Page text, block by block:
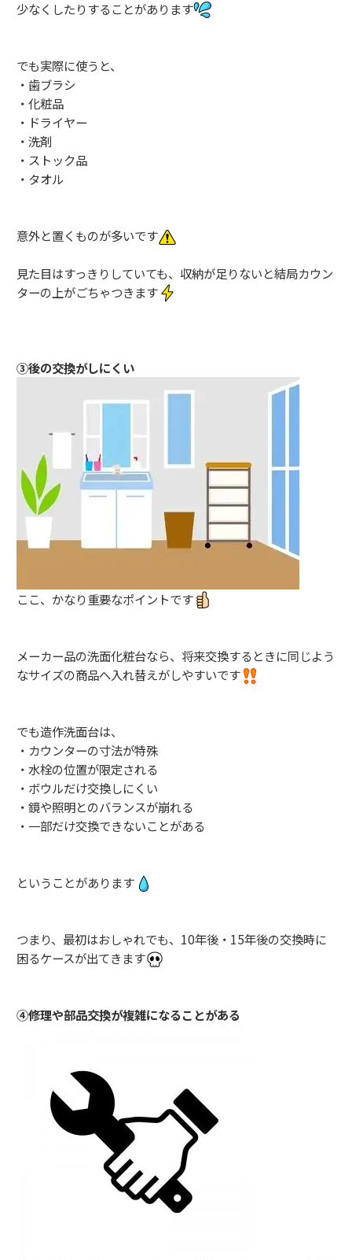
少なくしたりすることがあります
でも実際に使うと、
・歯ブラシ
・化粧品
・ドライヤー
・洗剤
・ストック品
・タオル
意外と置くものが多いです
見た目はすっきりしていても、収納が足りないと結局カウン
ターの上がごちゃつきます
③後の交換がしにくい
ここ、かなり重要なポイントです
メーカー品の洗面化粧台なら、将来交換するときに同じよう
なサイズの商品へ入れ替えがしやすいです
でも造作洗面台は、
・カウンターの寸法が特殊
・水栓の位置が限定される
・ボウルだけ交換しにくい
・鏡や照明とのバランスが崩れる
・一部だけ交換できないことがある
ということがあります
つまり、最初はおしゃれでも、10年後・15年後の交換時に
困るケースが出てきます
④修理や部品交換が複雑になることがある